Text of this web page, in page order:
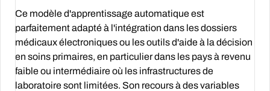
Ce modèle d'apprentissage automatique est
parfaitement adapté à l'intégration dans les dossiers
médicaux électroniques ou les outils d'aide à la décision
en soins primaires, en particulier dans les pays à revenu
faible ou intermédiaire où les infrastructures de
laboratoire sont limitées. Son recours à des variables